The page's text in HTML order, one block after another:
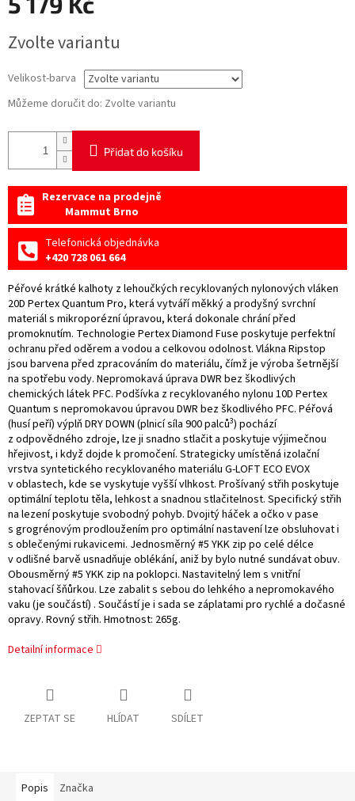
cena:
Zvolte variantu
Velikost-barva
Můžeme doručit do: Zvolte variantu
Přidat do košíku
Rezervace na prodejně
Mammut Brno
Telefonická objednávka
+420 728 061 664
Péřové krátké kalhoty z lehoučkých recyklovaných nylonových vláken
20D Pertex Quantum Pro, která vytváří měkký a prodyšný svrchní
materiál s mikroporézní úpravou, která dokonale chrání před
promoknutím. Technologie Pertex Diamond Fuse poskytuje perfektní
ochranu před oděrem a vodou a celkovou odolnost. Vlákna Ripstop
jsou barvena před zpracováním do materiálu, čímž je výroba šetrnější
na spotřebu vody. Nepromokavá úprava DWR bez škodlivých
chemických látek PFC. Podšívka z recyklovaného nylonu 10D Pertex
Quantum s nepromokavou úpravou DWR bez škodlivého PFC. Péřová
(husí peří) výplň DRY DOWN (plnicí síla 900 palců3) pochází
z odpovědného zdroje, lze ji snadno stlačit a poskytuje výjimečnou
hřejivost, i když dojde k promočení. Strategicky umístěná izolační
vrstva syntetického recyklovaného materiálu G-LOFT ECO EVOX
v oblastech, kde se vyskytuje vyšší vlhkost. Prošívaný střih poskytuje
optimální teplotu těla, lehkost a snadnou stlačitelnost. Specifický střih
na lezení poskytuje svobodný pohyb. Dvojitý háček a očko v pase
s grogrénovým prodloužením pro optimální nastavení lze obsluhovat i
s oblečenými rukavicemi. Jednosměrný #5 YKK zip po celé délce
v odlišné barvě usnadňuje oblékání, aniž by bylo nutné sundávat obuv.
Obousměrný #5 YKK zip na poklopci. Nastavitelný lem s vnitřní
stahovací šňůrkou. Lze zabalit s sebou do lehkého a nepromokavého
vaku (je součástí) . Součástí je i sada se záplatami pro rychlé a dočasné
opravy. Rovný střih. Hmotnost: 265g.
Detailní informace
ZEPTAT SE HLÍDAT SDÍLET
Popis Značka